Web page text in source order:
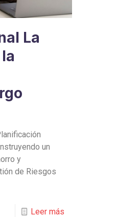
La
un
y
de Riesgos
Leer más